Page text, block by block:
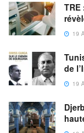
19
de
19